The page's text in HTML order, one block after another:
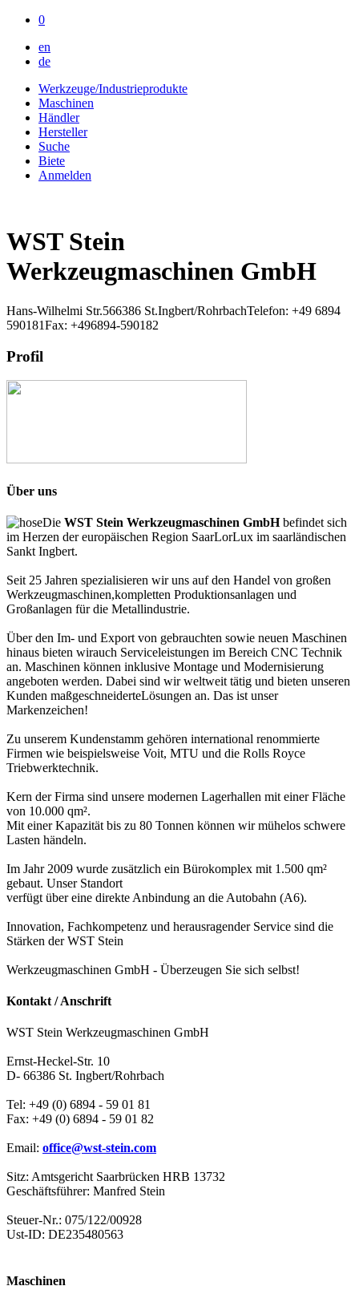
0
en
de
Werkzeuge/Industrieprodukte
Maschinen
Händler
Hersteller
Suche
Biete
Anmelden
WST Stein
Werkzeugmaschinen GmbH
Hans-Wilhelmi Str.566386 St.Ingbert/RohrbachTelefon: +49 6894
590181Fax: +496894-590182
Profil
Über uns
Die WST Stein Werkzeugmaschinen GmbHbefindet sich
im Herzen der europäischen Region SaarLorLux im saarländischen
Sankt Ingbert.
Seit 25 Jahren spezialisieren wir uns auf den Handel von großen
Werkzeugmaschinen,kompletten Produktionsanlagen und
Großanlagen für die Metallindustrie.
Über den Im- und Export von gebrauchten sowie neuen Maschinen
hinaus bieten wirauch Serviceleistungen im Bereich CNC Technik
an. Maschinen können inklusive Montage und Modernisierung
angeboten werden. Dabei sind wir weltweit tätig und bieten unseren
Kunden maßgeschneiderteLösungen an. Das ist unser
Markenzeichen!
Zu unserem Kundenstamm gehören international renommierte
Firmen wie beispielsweise Voit, MTU und die Rolls Royce
Triebwerktechnik.
Kern der Firma sind unsere modernen Lagerhallen mit einer Fläche
von 10.000 qm².
Mit einer Kapazität bis zu 80 Tonnen können wir mühelos schwere
Lasten händeln.
Im Jahr 2009 wurde zusätzlich ein Bürokomplex mit 1.500 qm²
gebaut. Unser Standort
verfügt über eine direkte Anbindung an die Autobahn (A6).
Innovation, Fachkompetenz und herausragender Service sind die
Stärken der WST Stein
Werkzeugmaschinen GmbH - Überzeugen Sie sich selbst!
Kontakt / Anschrift
WST Stein Werkzeugmaschinen GmbH
Ernst-Heckel-Str. 10
D- 66386 St. Ingbert/Rohrbach
Tel: +49 (0) 6894 - 59 01 81
Fax: +49 (0) 6894 - 59 01 82
Email: office@wst-stein.com
Sitz: Amtsgericht Saarbrücken HRB 13732
Geschäftsführer: Manfred Stein
Steuer-Nr.: 075/122/00928
Ust-ID: DE235480563
Maschinen